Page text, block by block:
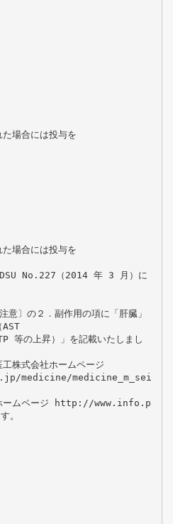
場合には投与を
場合には投与を
DSU No.227（2014 年 3 月）に
意〕の２．副作用の項に「肝臓」
等の上昇）」を記載いたしまし
株式会社ホームページ
medicine/medicine_m_sei
ホームページ http://www.info.p
。